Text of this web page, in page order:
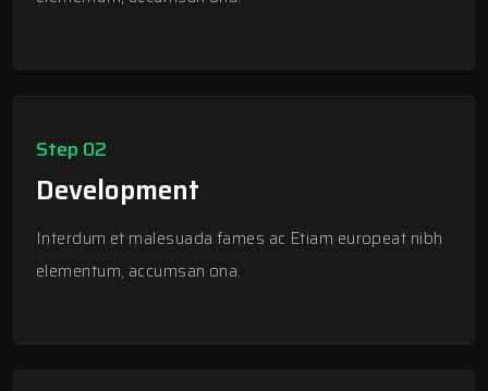
Step 02
Development
Interdum et malesuada fames ac Etiam europeat nibh
elementum, accumsan ona.